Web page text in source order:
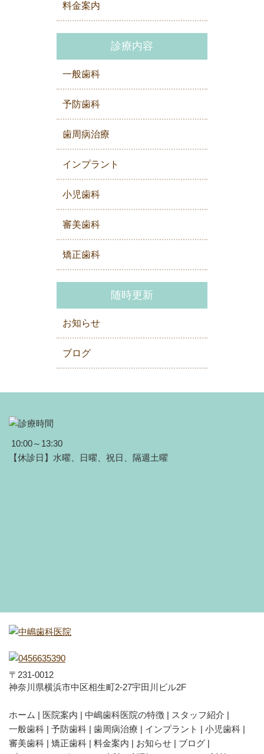
料金案内
診療内容
一般歯科
予防歯科
歯周病治療
インプラント
小児歯科
審美歯科
矯正歯科
随時更新
お知らせ
ブログ
10:00～13:30
【休診日】水曜、日曜、祝日、隔週土曜
〒231-0012
神奈川県横浜市中区相生町2-27宇田川ビル2F
ホーム 医院案内 中嶋歯科医院の特徴
スタッフ紹介
一般歯科
予防歯科 歯周病治療 インプラント
小児歯科
審美歯科
矯正歯科 料金案内 お知らせ
ブログ